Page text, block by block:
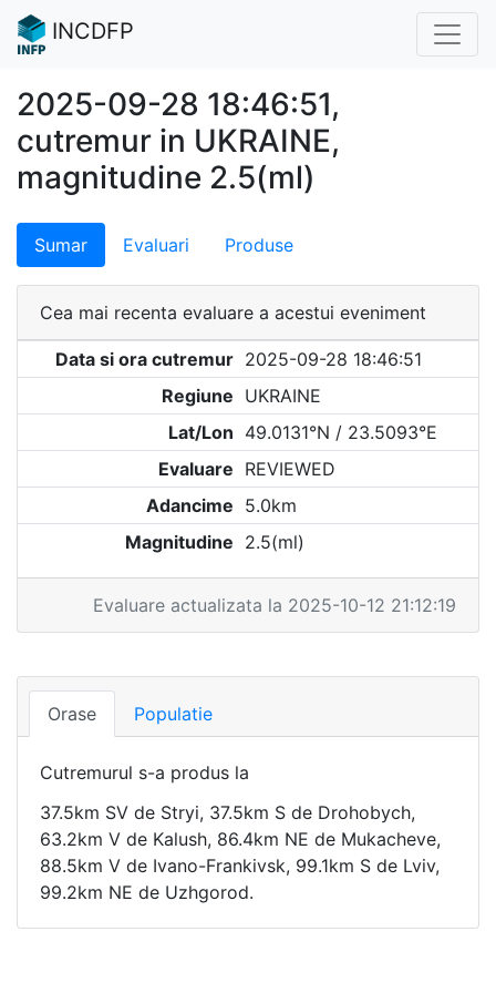
INCDFP
2025-09-28 18:46:51,
cutremur in UKRAINE,
magnitudine 2.5(ml)
Sumar Evaluari Produse
Cea mai recenta evaluare a acestui eveniment
Data si ora cutremur 2025-09-28 18:46:51
Regiune UKRAINE
Lat/Lon 49.0131°N / 23.5093°E
Evaluare REVIEWED
Adancime 5.0km
Magnitudine 2.5(ml)
Evaluare actualizata la 2025-10-12 21:12:19
Orase Populatie
Cutremurul s-a produs la
37.5km SV de Stryi, 37.5km S de Drohobych,
63.2km V de Kalush, 86.4km NE de Mukacheve,
88.5km V de Ivano-Frankivsk, 99.1km S de Lviv,
99.2km NE de Uzhgorod.